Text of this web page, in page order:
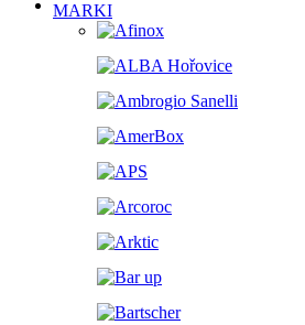
MARKI